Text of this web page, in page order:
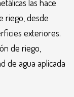
las hace
riego, desde
exteriores.
de riego,
de agua aplicada